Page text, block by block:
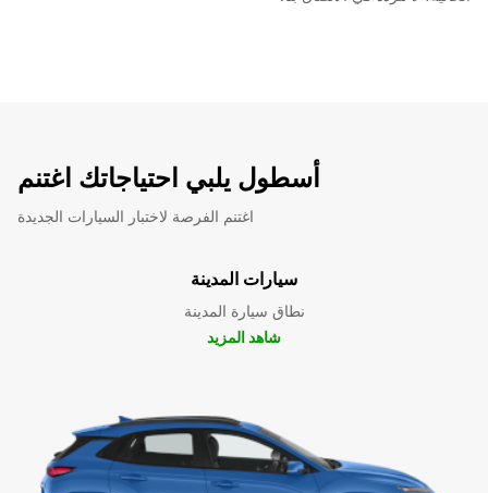
أسطول يلبي احتياجاتك اغتنم
اغتنم الفرصة لاختبار السيارات الجديدة
سيارات المدينة
نطاق سيارة المدينة
شاهد المزيد